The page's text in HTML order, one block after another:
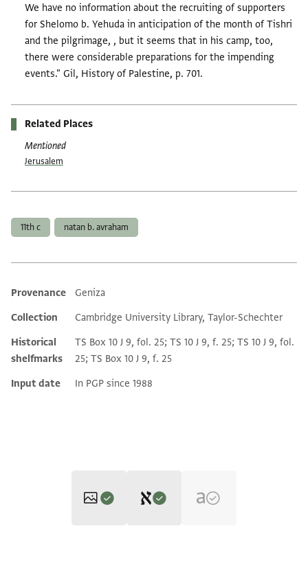
We have no information about the recruiting of supporters
for Shelomo b. Yehuda in anticipation of the month of Tishri
and the pilgrimage, , but it seems that in his camp, too,
there were considerable preparations for the impending
events." Gil, History of Palestine, p. 701.
Related Places
Mentioned
Jerusalem
11th c natan b. avraham
Additional metadata
Provenance
Geniza
Collection
Cambridge University Library, Taylor-Schechter
Historical
shelfmarks
TS Box 10 J 9, fol. 25; TS 10 J 9, f. 25; TS 10 J 9, fol.
25; TS Box 10 J 9, f. 25
Input date
In PGP since 1988